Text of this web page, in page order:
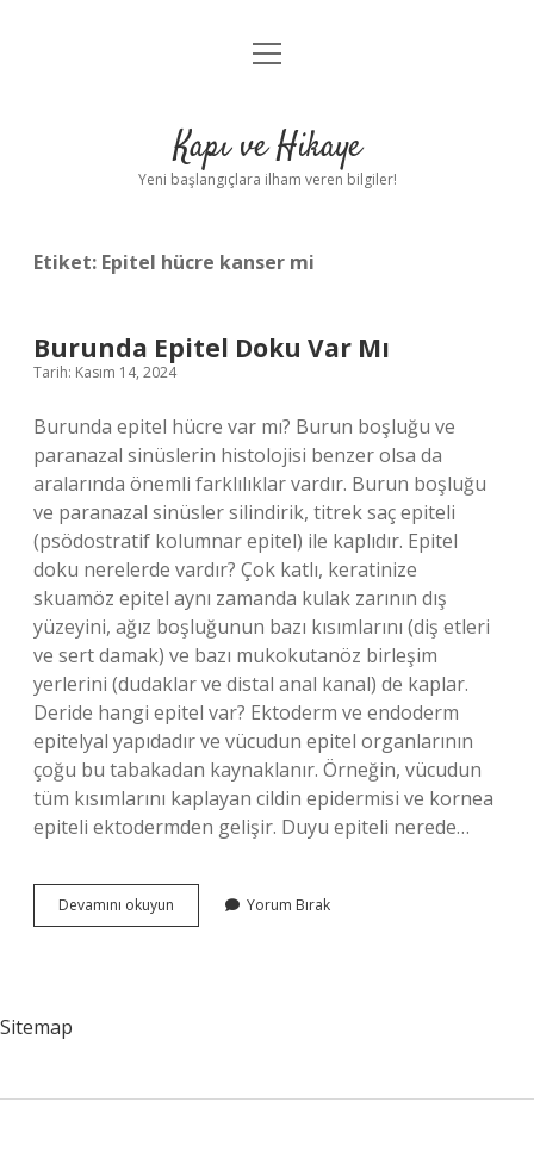
Anasayfa
Yasal Uyarı
menüyü
Kapı ve Hikaye
Yeni başlangıçlara ilham veren bilgiler!
Etiket: Epitel hücre kanser mi
Burunda Epitel Doku Var Mı
Tarih: Kasım 14, 2024
Burunda epitel hücre var mı? Burun boşluğu ve
paranazal sinüslerin histolojisi benzer olsa da
aralarında önemli farklılıklar vardır. Burun boşluğu
ve paranazal sinüsler silindirik, titrek saç epiteli
(psödostratif kolumnar epitel) ile kaplıdır. Epitel
doku nerelerde vardır? Çok katlı, keratinize
skuamöz epitel aynı zamanda kulak zarının dış
yüzeyini, ağız boşluğunun bazı kısımlarını (diş etleri
ve sert damak) ve bazı mukokutanöz birleşim
yerlerini (dudaklar ve distal anal kanal) de kaplar.
Deride hangi epitel var? Ektoderm ve endoderm
epitelyal yapıdadır ve vücudun epitel organlarının
çoğu bu tabakadan kaynaklanır. Örneğin, vücudun
tüm kısımlarını kaplayan cildin epidermisi ve kornea
epiteli ektodermden gelişir. Duyu epiteli nerede…
Devamını okuyun Burunda
Epitel
Yorum Bırak
Sitemap